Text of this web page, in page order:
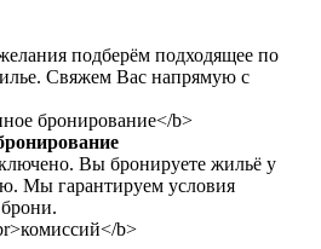
подберём подходящее по
Свяжем Вас напрямую с
Вы бронируете жильё у
Мы гарантируем условия